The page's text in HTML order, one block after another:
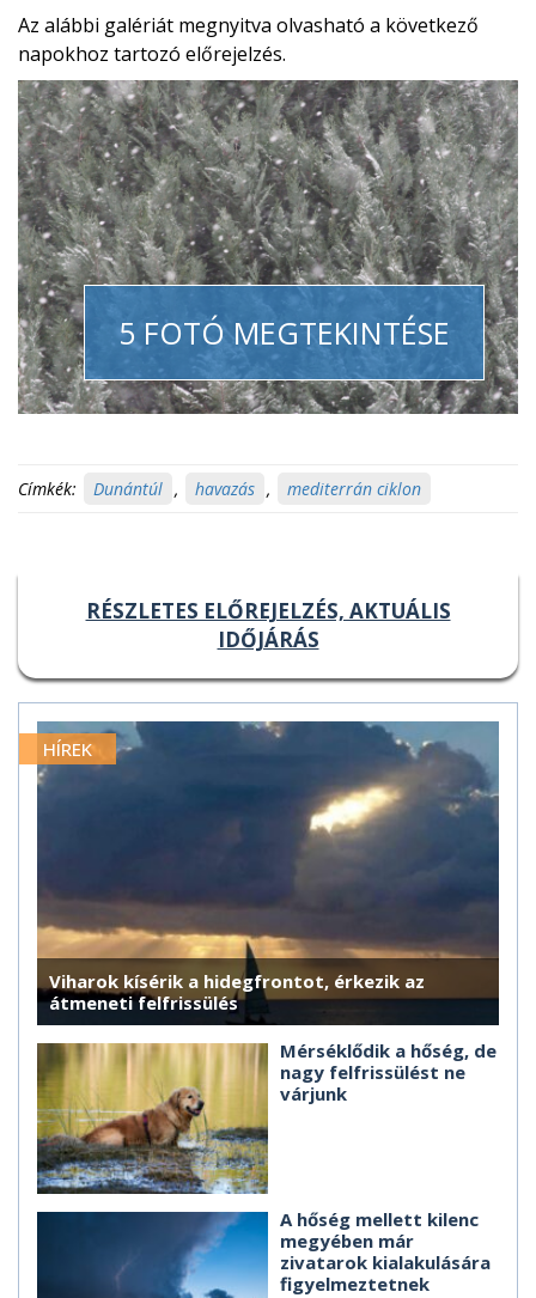
Az alábbi galériát megnyitva olvasható a következő
napokhoz tartozó előrejelzés.
5 FOTÓ MEGTEKINTÉSE
Címkék: Dunántúl , havazás , mediterrán ciklon
RÉSZLETES ELŐREJELZÉS, AKTUÁLIS
IDŐJÁRÁS
HÍREK
Viharok kísérik a hidegfrontot, érkezik az
átmeneti felfrissülés
Mérséklődik a hőség, de
nagy felfrissülést ne
várjunk
A hőség mellett kilenc
megyében már
zivatarok kialakulására
figyelmeztetnek